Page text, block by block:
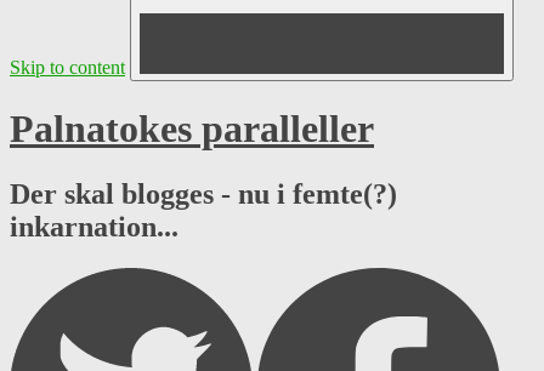
Skip to content
Palnatokes paralleller
Der skal blogges - nu i femte(?)
inkarnation...